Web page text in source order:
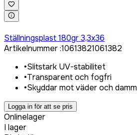
Ställningsplast 180gr 3,3x36
Artikelnummer:10613821061382
•Slitstark UV-stabilitet
•Transparent och fogfri
•Skyddar mot väder och damm
Logga in för att se pris
Onlinelager
I lager